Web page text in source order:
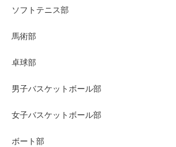
ソフトテニス部
馬術部
卓球部
男子バスケットボール部
女子バスケットボール部
ボート部